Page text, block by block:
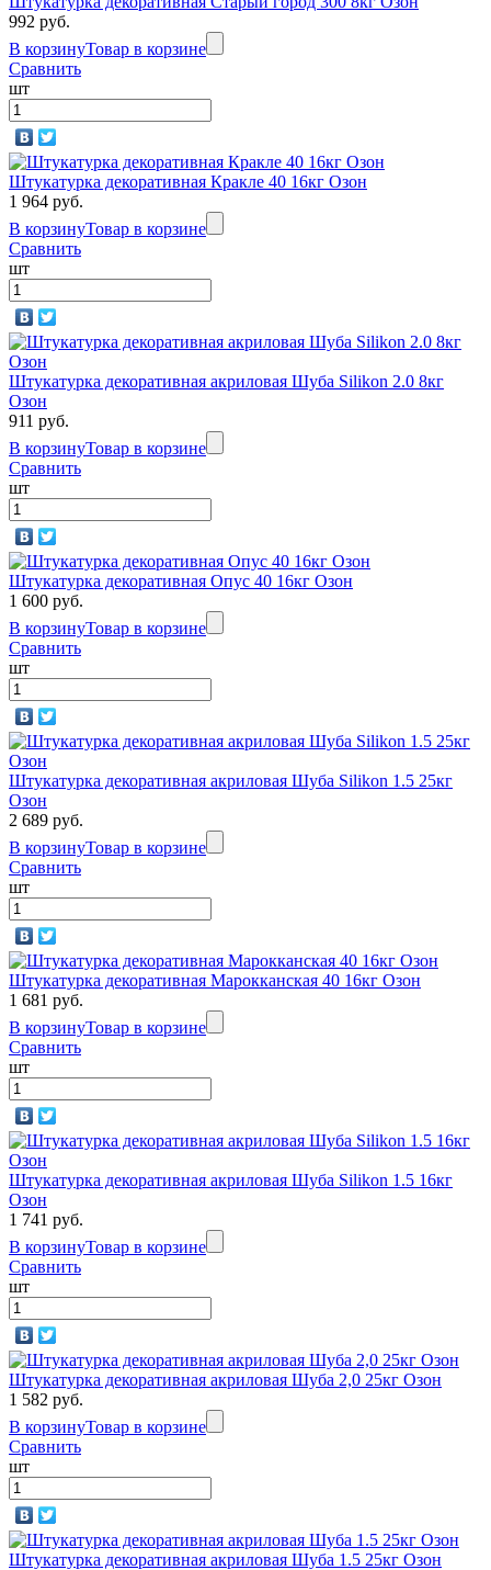
992 руб.
В корзинуТовар в корзине
Сравнить
шт
Штукатурка декоративная Кракле 40 16кг Озон
1 964 руб.
В корзинуТовар в корзине
Сравнить
шт
Штукатурка декоративная акриловая Шуба Silikon 2.0 8кг
Озон
911 руб.
В корзинуТовар в корзине
Сравнить
шт
Штукатурка декоративная Опус 40 16кг Озон
1 600 руб.
В корзинуТовар в корзине
Сравнить
шт
Штукатурка декоративная акриловая Шуба Silikon 1.5 25кг
Озон
2 689 руб.
В корзинуТовар в корзине
Сравнить
шт
Штукатурка декоративная Марокканская 40 16кг Озон
1 681 руб.
В корзинуТовар в корзине
Сравнить
шт
Штукатурка декоративная акриловая Шуба Silikon 1.5 16кг
Озон
1 741 руб.
В корзинуТовар в корзине
Сравнить
шт
Штукатурка декоративная акриловая Шуба 2,0 25кг Озон
1 582 руб.
В корзинуТовар в корзине
Сравнить
шт
Штукатурка декоративная акриловая Шуба 1.5 25кг Озон